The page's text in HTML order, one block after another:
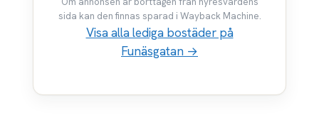
sida kan den finnas sparad i Wayback Machine.
Visa alla lediga bostäder på
Funäsgatan →